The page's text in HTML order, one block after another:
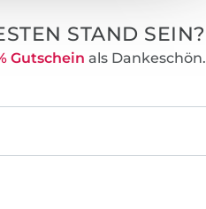
STAND SEIN?
Gutschein als Dankeschön.